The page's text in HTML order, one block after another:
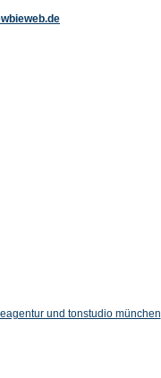
und tonstudio münchen